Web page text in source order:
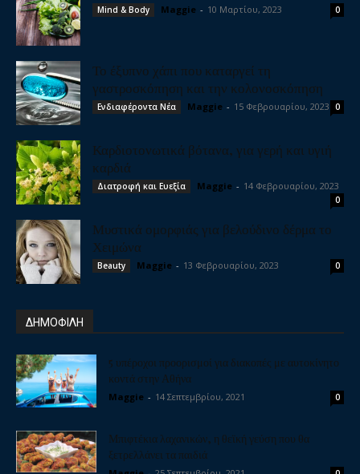
Mind & Body Maggie - 10 Μαρτίου, 2023 0
Το έξυπνο χάπι που καταργεί τη
γαστροσκόπηση και την κολονοσκόπηση
Ενδιαφέροντα Νέα Maggie - 15 Φεβρουαρίου, 2023 0
Καρδιοτονωτικά βότανα, για γερή και υγιή
καρδιά
Διατροφή και Ευεξία Maggie - 14 Φεβρουαρίου, 2023
0
Μυστικά ομορφιάς για βελούδινο δέρμα το
Χειμώνα
Beauty Maggie - 13 Φεβρουαρίου, 2023 0
ΔΗΜΟΦΙΛΗ
5 υπέροχοι προορισμοί για διακοπές με αυτοκίνητο
κοντά στην Αθήνα
Maggie - 14 Σεπτεμβρίου, 2021 0
Μπιφτέκια λαχανικών, η θεϊκή γεύση που θα
ξετρελλάνει τα παιδιά